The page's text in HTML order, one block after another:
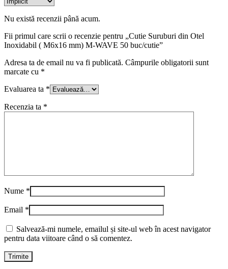
Nu există recenzii până acum.
Fii primul care scrii o recenzie pentru „Cutie Suruburi din Otel
Inoxidabil ( M6x16 mm) M-WAVE 50 buc/cutie”
Adresa ta de email nu va fi publicată. Câmpurile obligatorii sunt
marcate cu *
Evaluarea ta *
Recenzia ta *
Nume *
Email *
Salvează-mi numele, emailul și site-ul web în acest navigator
pentru data viitoare când o să comentez.